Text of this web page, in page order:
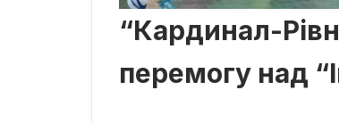
“Кардинал-
перемогу над